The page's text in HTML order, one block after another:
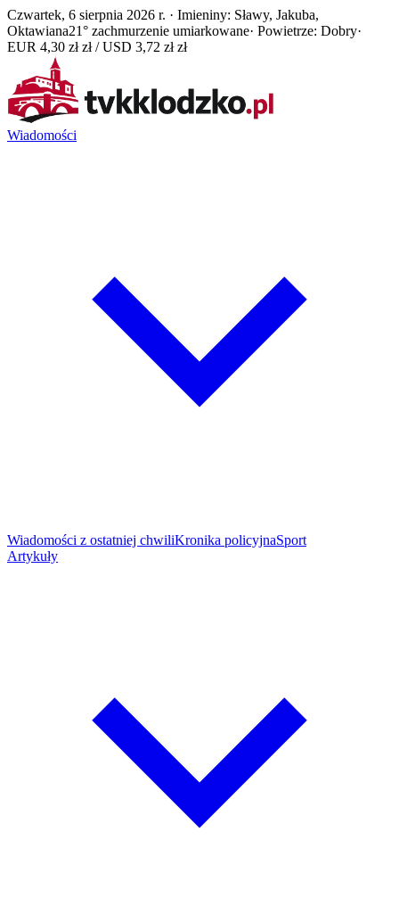
Czwartek, 6 sierpnia 2026 r. · Imieniny: Sławy, Jakuba,
Oktawiana21° zachmurzenie umiarkowane· Powietrze: Dobry·
EUR 4,30 zł zł / USD 3,72 zł zł
Wiadomości
Wiadomości z ostatniej chwiliKronika policyjnaSport
Artykuły